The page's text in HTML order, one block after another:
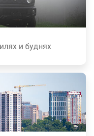
и буднях